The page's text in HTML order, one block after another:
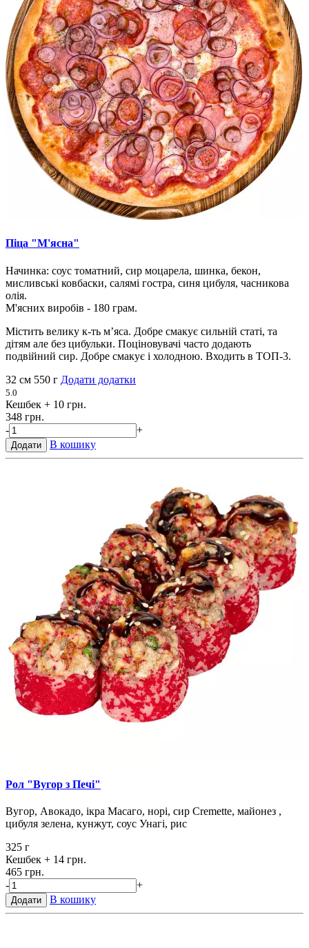
Піца "М'ясна"
Начинка: соус томатний, сир моцарела, шинка, бекон,
мисливські ковбаски, салямі гостра, синя цибуля, часникова
олія.
М'ясних виробів - 180 грам.
Містить велику к-ть м’яса. Добре смакує сильній статі, та
дітям але без цибульки. Поціновувачі часто додають
подвійний сир. Добре смакує і холодною. Входить в ТОП-3.
32 см 550 г Додати додатки
5.0
Кешбек + 10 грн.
348 грн.
-
+
Додати В кошику
Рол "Вугор з Печі"
Вугор, Авокадо, ікра Масаго, норі, сир Cremette, майонез ,
цибуля зелена, кунжут, соус Унагі, рис
325 г
Кешбек + 14 грн.
465 грн.
-
+
Додати В кошику